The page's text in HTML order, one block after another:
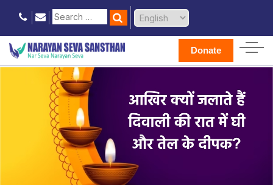
Donate